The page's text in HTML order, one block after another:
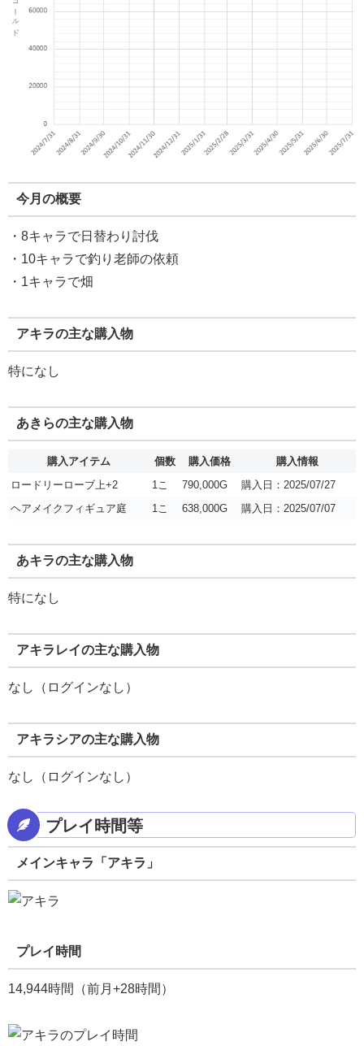
今月の概要
・8キャラで日替わり討伐
・10キャラで釣り老師の依頼
・1キャラで畑
アキラの主な購入物
特になし
あきらの主な購入物
購入アイテム 個数 購入価格
購入情報
ロードリーローブ上+2
1こ 790,000G
購入日：2025/07/27
ヘアメイクフィギュア庭
1こ 638,000G 購入日：2025/07/07
あキラの主な購入物
特になし
アキラレイの主な購入物
なし（ログインなし）
アキラシアの主な購入物
なし（ログインなし）
プレイ時間等
メインキャラ「アキラ」
プレイ時間
14,944時間（前月+28時間）